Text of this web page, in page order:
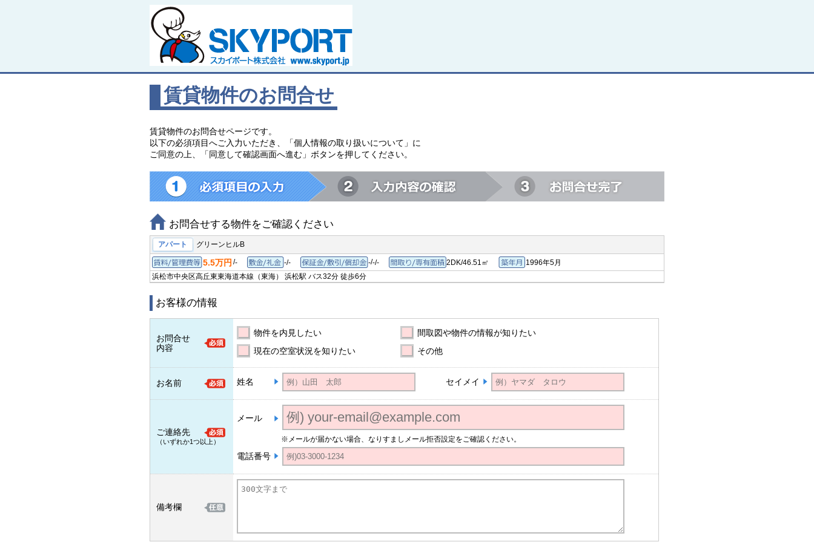
賃貸物件のお問合せ
賃貸物件のお問合せページです。
以下の必須項目へご入力いただき、「個人情報の取り扱いについて」に
ご同意の上、「同意して確認画面へ進む」ボタンを押してください。
お問合せする物件をご確認ください
アパート グリーンヒルB
賃料/管理費等
5.5万円 /- 敷金/礼金
-/- 保証金/敷引/償却金
-/-/- 間取り/専有面積
2DK/46.51㎡ 築年月
1996年5月
浜松市中央区高丘東東海道本線（東海） 浜松駅 バス32分 徒歩6分
お客様の情報
お問合せ
内容
物件を内見したい
間取図や物件の情報が知りたい
現在の空室状況を知りたい
その他
お名前 姓名 セイメイ
ご連絡先
（いずれか1つ以上）
メール
※メールが届かない場合、なりすましメール拒否設定をご確認ください。
電話番号
備考欄